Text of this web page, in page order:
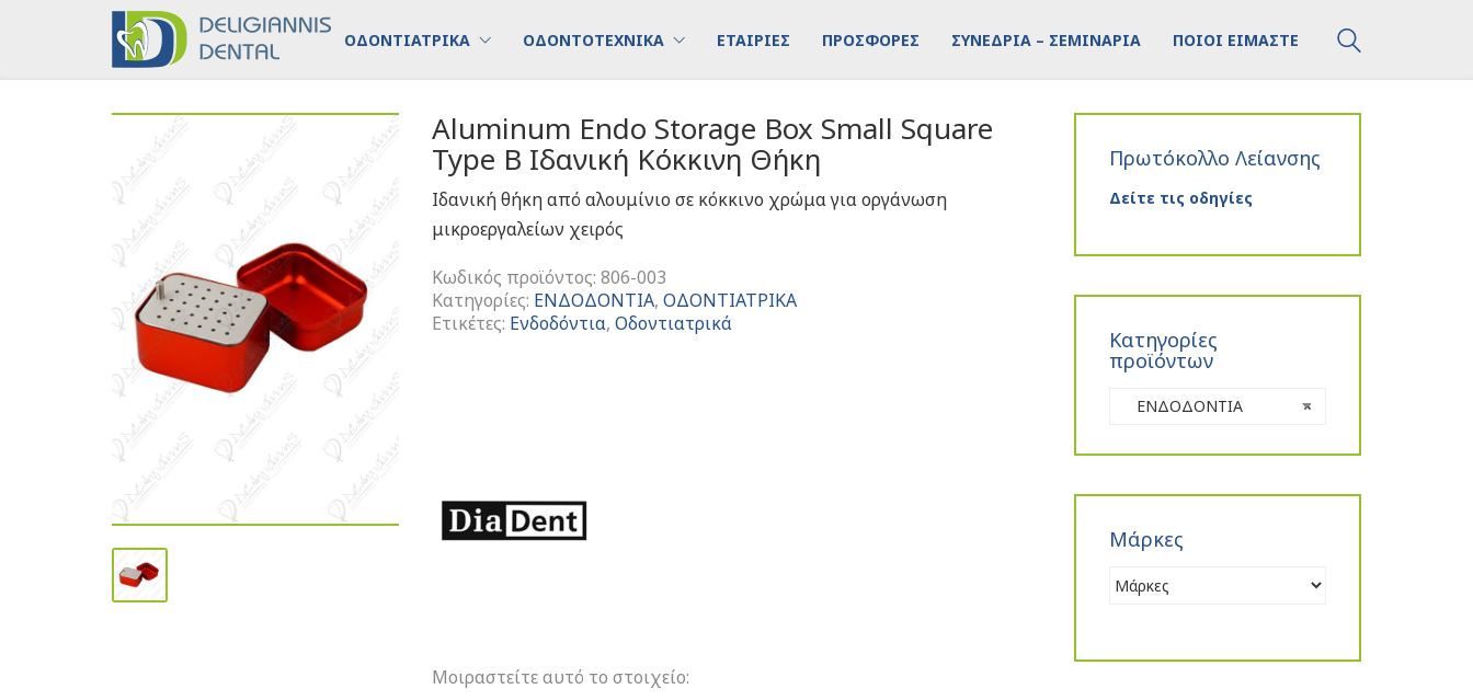
ΟΔΟΝΤΙΑΤΡΙΚΑ ΟΔΟΝΤΟΤΕΧΝΙΚΑ ΕΤΑΙΡΙΕΣ ΠΡΟΣΦΟΡΕΣ ΣΥΝΕΔΡΙΑ – ΣΕΜΙΝΑΡΙΑ ΠΟΙΟΙ ΕΙΜΑΣΤΕ
Aluminum Endo Storage Box Small Square
Type B Ιδανική Κόκκινη Θήκη
Ιδανική θήκη από αλουμίνιο σε κόκκινο χρώμα για οργάνωση
μικροεργαλείων χειρός
Κωδικός προϊόντος:806-003
Κατηγορίες: ΕΝΔΟΔΟΝΤΙΑ,ΟΔΟΝΤΙΑΤΡΙΚΑ
Ετικέτες: Ενδοδόντια,Οδοντιατρικά
Small
Square
Μοιραστείτε αυτό το στοιχείο:
Πρωτόκολλο Λείανσης
Δείτε τις οδηγίες
Κατηγορίες
προϊόντων
×
ΕΝΔΟΔΟΝΤΙΑ
Μάρκες